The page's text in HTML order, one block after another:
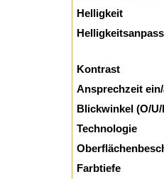
Helligkeit
Kontrast
Ansprechzeit
Blickwinkel (O/U/
Technologie
Farbtiefe